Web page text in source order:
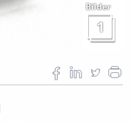
Bilder
1